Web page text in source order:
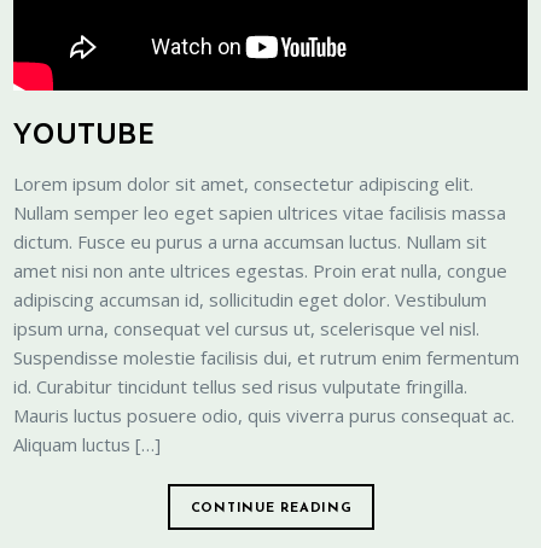
YOUTUBE
Lorem ipsum dolor sit amet, consectetur adipiscing elit.
Nullam semper leo eget sapien ultrices vitae facilisis massa
dictum. Fusce eu purus a urna accumsan luctus. Nullam sit
amet nisi non ante ultrices egestas. Proin erat nulla, congue
adipiscing accumsan id, sollicitudin eget dolor. Vestibulum
ipsum urna, consequat vel cursus ut, scelerisque vel nisl.
Suspendisse molestie facilisis dui, et rutrum enim fermentum
id. Curabitur tincidunt tellus sed risus vulputate fringilla.
Mauris luctus posuere odio, quis viverra purus consequat ac.
Aliquam luctus […]
CONTINUE READING